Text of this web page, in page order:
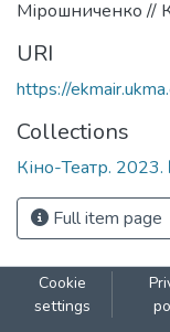
Мірошниченко //
URI
https://
Collections
Кіно-Театр.
Full item page
Cookie
settings